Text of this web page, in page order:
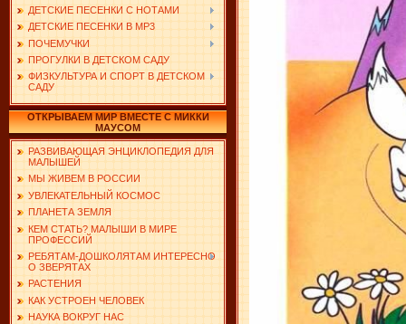
ДЕТСКИЕ ПЕСЕНКИ С НОТАМИ
ДЕТСКИЕ ПЕСЕНКИ В MP3
ПОЧЕМУЧКИ
ПРОГУЛКИ В ДЕТСКОМ САДУ
ФИЗКУЛЬТУРА И СПОРТ В ДЕТСКОМ
САДУ
ОТКРЫВАЕМ МИР ВМЕСТЕ С МИККИ
МАУСОМ
РАЗВИВАЮЩАЯ ЭНЦИКЛОПЕДИЯ ДЛЯ
МАЛЫШЕЙ
МЫ ЖИВЕМ В РОССИИ
УВЛЕКАТЕЛЬНЫЙ КОСМОС
ПЛАНЕТА ЗЕМЛЯ
КЕМ СТАТЬ? МАЛЫШИ В МИРЕ
ПРОФЕССИЙ
РЕБЯТАМ-ДОШКОЛЯТАМ ИНТЕРЕСНО
О ЗВЕРЯТАХ
РАСТЕНИЯ
КАК УСТРОЕН ЧЕЛОВЕК
НАУКА ВОКРУГ НАС